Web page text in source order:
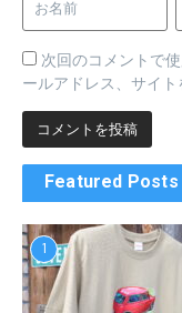
次回のコメントで
ールアドレス、サイト
Featured Posts
1